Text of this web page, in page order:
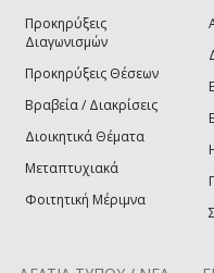
Προκηρύξεις
Διαγωνισμών
Προκηρύξεις Θέσεων
Βραβεία / Διακρίσεις
Διοικητικά Θέματα
Μεταπτυχιακά
Φοιτητική Μέριμνα